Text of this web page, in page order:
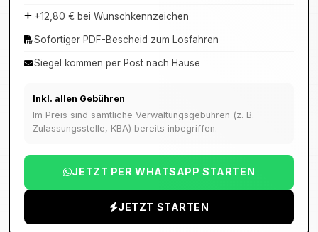
+12,80 € bei Wunschkennzeichen
Sofortiger PDF-Bescheid zum Losfahren
Siegel kommen per Post nach Hause
Inkl. allen Gebühren
Im Preis sind sämtliche Verwaltungsgebühren (z. B.
Zulassungsstelle, KBA) bereits inbegriffen.
JETZT PER WHATSAPP STARTEN
JETZT STARTEN